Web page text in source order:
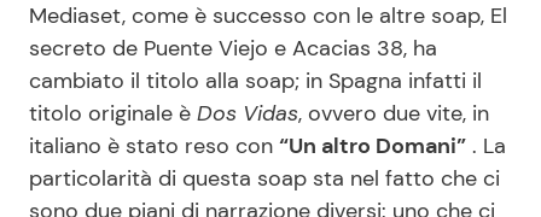
Mediaset, come è successo con le altre soap, El
secreto de Puente Viejo e Acacias 38, ha
cambiato il titolo alla soap; in Spagna infatti il
titolo originale è Dos Vidas, ovvero due vite, in
italiano è stato reso con “Un altro Domani” . La
particolarità di questa soap sta nel fatto che ci